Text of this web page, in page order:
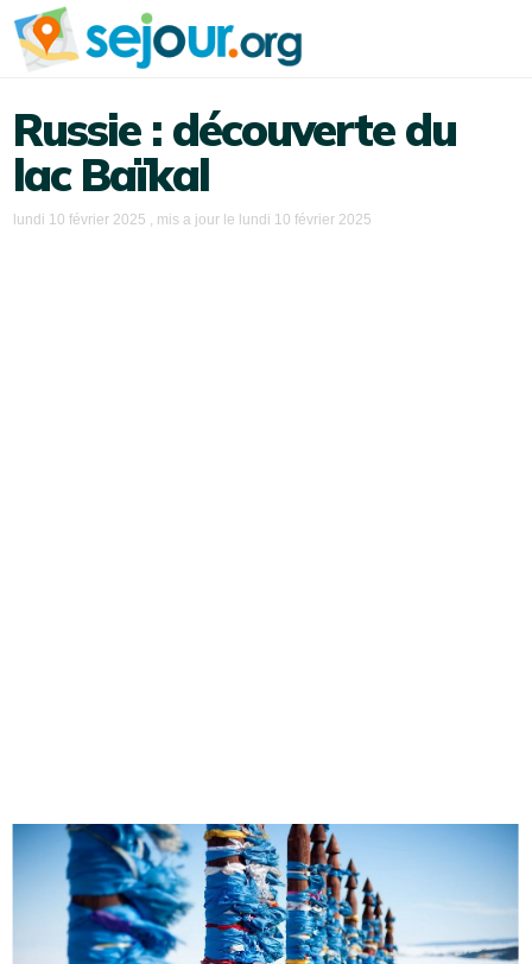
Russie : découverte du
lac Baïkal
lundi 10 février 2025 , mis a jour le lundi 10 février 2025